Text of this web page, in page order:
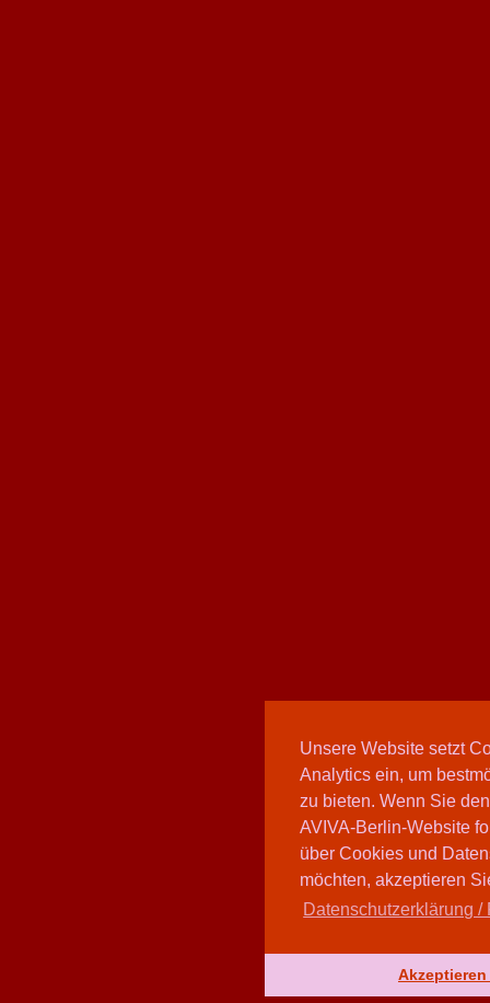
Unsere Website setzt
Analytics ein, um
zu bieten. Wenn Sie
AVIVA-Berlin-Website
über Cookies und
möchten, akzeptieren
Datenschutzerklärung /